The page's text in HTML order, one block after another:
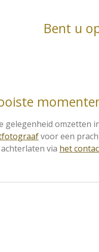
Bent u
gelegenheid omzetten
voor een
via het